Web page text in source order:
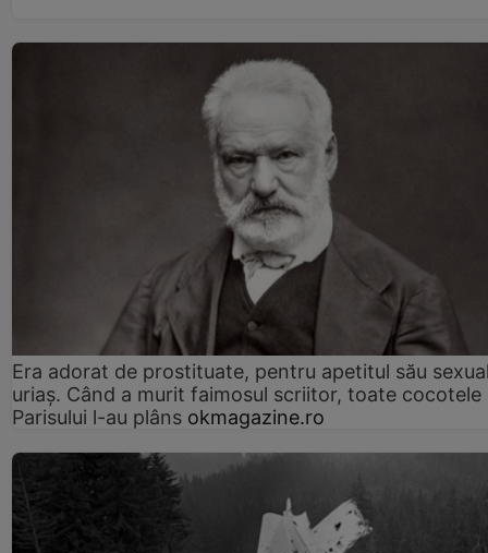
Era adorat de prostituate, pentru apetitul său
uriaș. Când a murit faimosul scriitor, toate cocotele
Parisului l-au plâns okmagazine.ro